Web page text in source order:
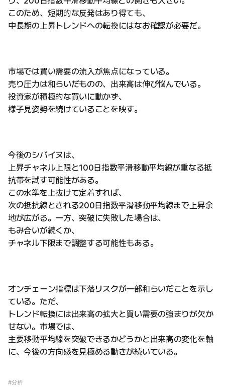
このため、短期的な反発はあり得ても、
中長期の上昇トレンドへの転換にはなお確認が必要だ。
市場では買い需要の流入が焦点になっている。
売り圧力は和らいだものの、出来高は伸び悩んでいる。
投資家が積極的な買いに動かず、
様子見姿勢を続けていることを映す。
今後のシバイヌは、
上昇チャネル上限と100日指数平滑移動平均線が重なる抵
抗帯を試す可能性がある。
この水準を上抜けて定着すれば、
次の抵抗線とされる200日指数平滑移動平均線まで上昇余
地が広がる。一方、突破に失敗した場合は、
もみ合いが続くか、
チャネル下限まで調整する可能性もある。
オンチェーン指標は下落リスクが一部和らいだことを示し
ている。ただ、
トレンド転換には出来高の拡大と買い需要の強まりが欠か
せない。市場では、
主要移動平均線を突破できるかどうかと出来高の変化を軸
に、今後の方向感を見極める動きが続いている。
#分析